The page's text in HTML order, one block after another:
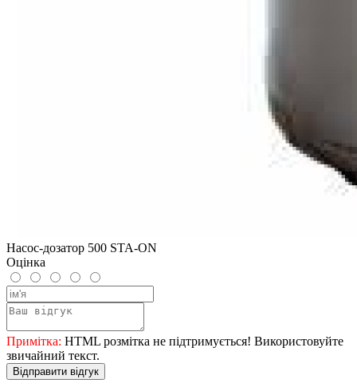
Насос-дозатор 500 STA-ON
Оцінка
Примітка: HTML розмітка не підтримується! Використовуйте
звичайний текст.
Відправити відгук